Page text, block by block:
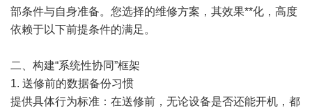
部条件与自身准备。您选择的维修方案，其效果**化，高度
依赖于以下前提条件的满足。
二、构建“系统性协同”框架
1. 送修前的数据备份习惯
提供具体行为标准：在送修前，无论设备是否还能开机，都